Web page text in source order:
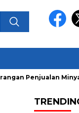
Minyak